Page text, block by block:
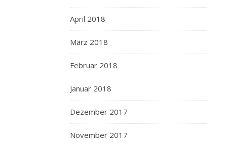
April 2018
März 2018
Februar 2018
Januar 2018
Dezember 2017
November 2017